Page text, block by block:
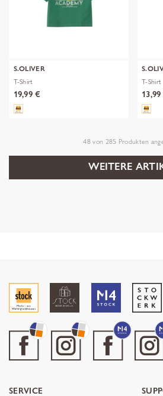
S.OLIVER
T-Shirt
19,99 €
T-Shirt
48 von 285 Produkten
WEITERE
SERVICE